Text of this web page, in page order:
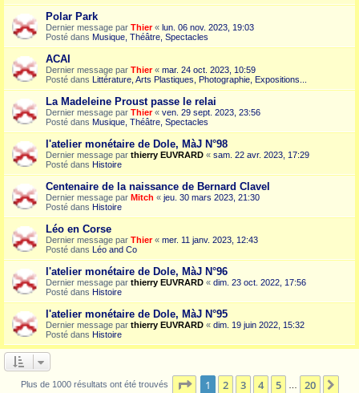
Polar Park
Dernier message par Thier« lun. 06 nov. 2023, 19:03
Posté dans Musique, Théâtre, Spectacles
ACAI
Dernier message par Thier« mar. 24 oct. 2023, 10:59
Posté dans Littérature, Arts Plastiques, Photographie, Expositions...
La Madeleine Proust passe le relai
Dernier message par Thier« ven. 29 sept. 2023, 23:56
Posté dans Musique, Théâtre, Spectacles
l'atelier monétaire de Dole, MàJ N°98
Dernier message par thierry EUVRARD « sam. 22 avr. 2023, 17:29
Posté dans Histoire
Centenaire de la naissance de Bernard Clavel
Dernier message par Mitch « jeu. 30 mars 2023, 21:30
Posté dans Histoire
Léo en Corse
Dernier message par Thier« mer. 11 janv. 2023, 12:43
Posté dans Léo and Co
l'atelier monétaire de Dole, MàJ N°96
Dernier message par thierry EUVRARD « dim. 23 oct. 2022, 17:56
Posté dans Histoire
l'atelier monétaire de Dole, MàJ N°95
Dernier message par thierry EUVRARD « dim. 19 juin 2022, 15:32
Posté dans Histoire
Plus de 1000 résultats ont été trouvés Page 1sur20
1 2 3 4 5 20